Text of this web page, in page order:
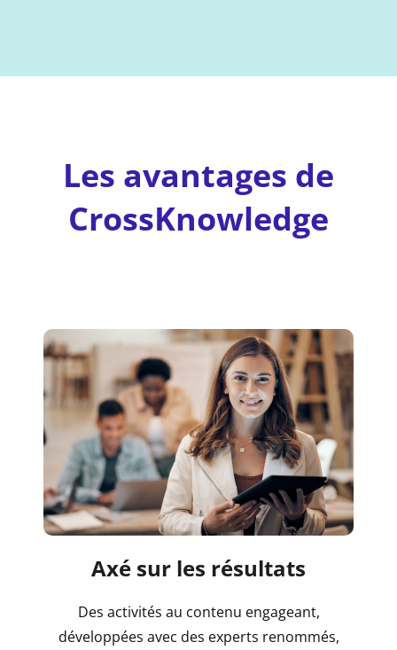
Les avantages de
CrossKnowledge
Axé sur les résultats
Des activités au contenu engageant,
développées avec des experts renommés,